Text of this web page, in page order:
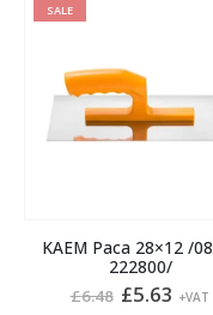
SALE
KAEM Paca 28×12 /
222800/
£6.48 Pierwotna
£5.63 +VAT